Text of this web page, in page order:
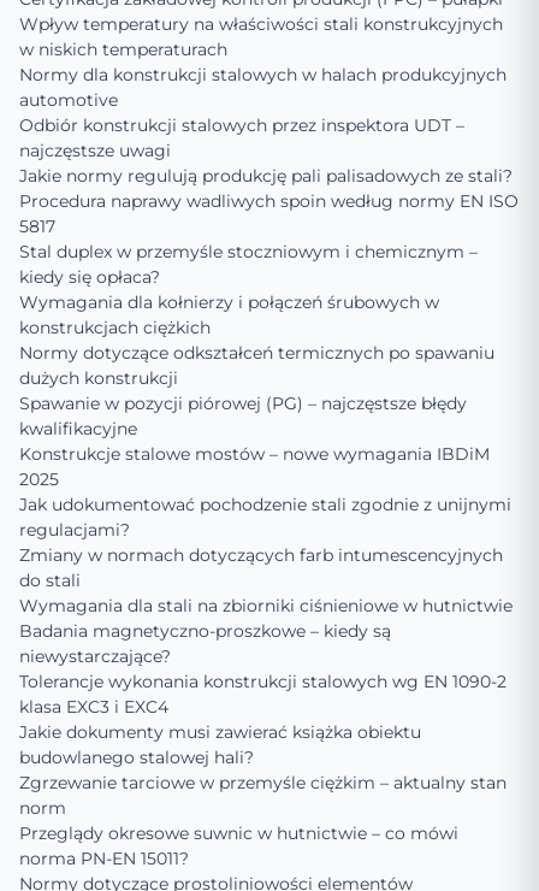
Wpływ temperatury na właściwości stali konstrukcyjnych
w niskich temperaturach
Normy dla konstrukcji stalowych w halach produkcyjnych
automotive
Odbiór konstrukcji stalowych przez inspektora UDT –
najczęstsze uwagi
Jakie normy regulują produkcję pali palisadowych ze stali?
Procedura naprawy wadliwych spoin według normy EN ISO
5817
Stal duplex w przemyśle stoczniowym i chemicznym –
kiedy się opłaca?
Wymagania dla kołnierzy i połączeń śrubowych w
konstrukcjach ciężkich
Normy dotyczące odkształceń termicznych po spawaniu
dużych konstrukcji
Spawanie w pozycji piórowej (PG) – najczęstsze błędy
kwalifikacyjne
Konstrukcje stalowe mostów – nowe wymagania IBDiM
2025
Jak udokumentować pochodzenie stali zgodnie z unijnymi
regulacjami?
Zmiany w normach dotyczących farb intumescencyjnych
do stali
Wymagania dla stali na zbiorniki ciśnieniowe w hutnictwie
Badania magnetyczno-proszkowe – kiedy są
niewystarczające?
Tolerancje wykonania konstrukcji stalowych wg EN 1090-2
klasa EXC3 i EXC4
Jakie dokumenty musi zawierać książka obiektu
budowlanego stalowej hali?
Zgrzewanie tarciowe w przemyśle ciężkim – aktualny stan
norm
Przeglądy okresowe suwnic w hutnictwie – co mówi
norma PN-EN 15011?
Normy dotyczące prostoliniowości elementów